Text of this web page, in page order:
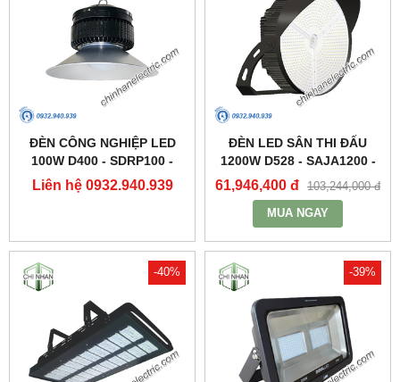
ĐÈN CÔNG NGHIỆP LED
100W D400 - SDRP100 -
DUHAL
Liên hệ 0932.940.939
ĐÈN LED SÂN THI ĐẤU
1200W D528 - SAJA1200 -
DUHAL
61,946,400 đ 103,244,000 đ
MUA NGAY
-40% -39%